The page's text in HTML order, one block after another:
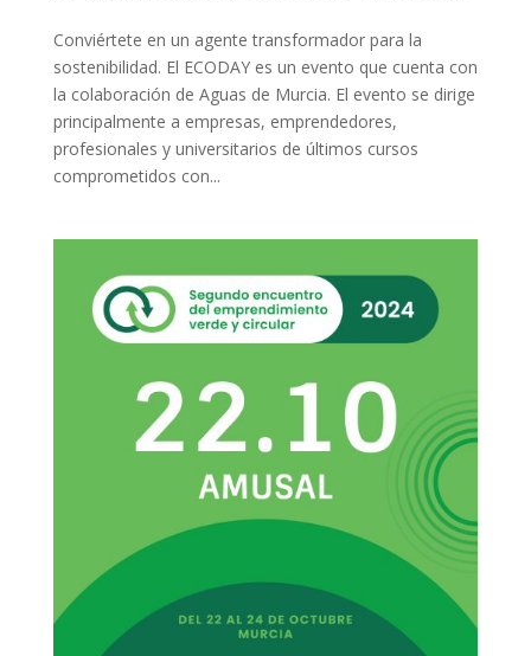
Conviértete en un agente transformador para la
sostenibilidad. El ECODAY es un evento que cuenta con
la colaboración de Aguas de Murcia. El evento se dirige
principalmente a empresas, emprendedores,
profesionales y universitarios de últimos cursos
comprometidos con...